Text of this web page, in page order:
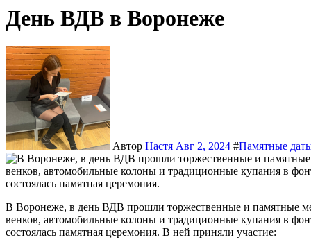
День ВДВ в Воронеже
Автор Настя Авг 2, 2024 #Памятные
В Воронеже, в день ВДВ прошли торжественные и памятные мероприятия. Многочисленные возложения цветов и
венков, автомобильные колоны и традиционные купания в
состоялась памятная церемония. В ней приняли участие: